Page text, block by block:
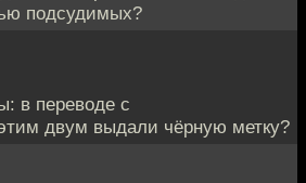
подсудимых?
в переводе с
двум выдали чёрную метку?